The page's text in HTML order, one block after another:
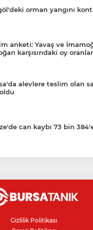
orman yangını
anketi: Yavaş ve
karşısındaki oy
alevlere teslim olan
can kaybı 73 bin
girişimciden bağış
karşı dijital
Gizlilik Politikası